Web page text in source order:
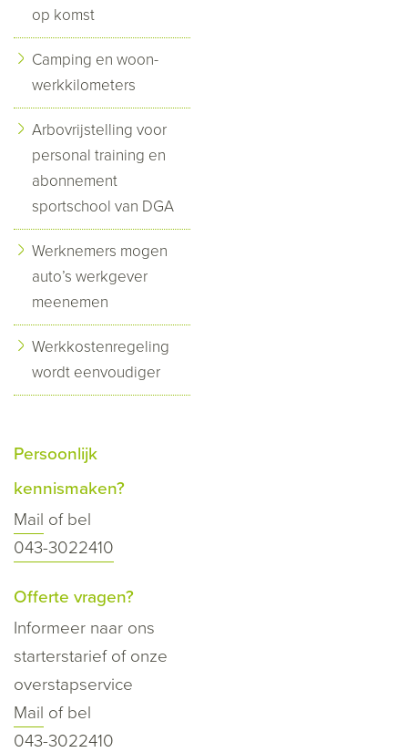
op komst
Camping en woon-
werkkilometers
Arbovrijstelling voor
personal training en
abonnement
sportschool van DGA
Werknemers mogen
auto’s werkgever
meenemen
Werkkostenregeling
wordt eenvoudiger
Persoonlijk
kennismaken?
Mail of bel
043-3022410
Offerte vragen?
Informeer naar ons
starterstarief of onze
overstapservice
Mail of bel
043-3022410